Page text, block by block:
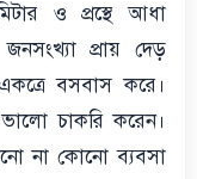
ও প্রস্থে আধা
প্রায় দেড়
বসবাস করে।
চাকরি করেন।
না কোনো ব্যবসা